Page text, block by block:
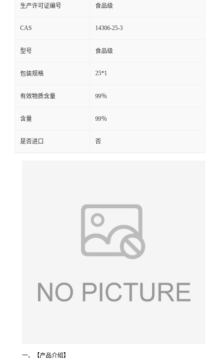
生产许可证编号 食品级
CAS 14306-25-3
型号 食品级
包装规格 25*1
有效物质含量 99％
含量 99％
是否进口 否
一、【产品介绍】